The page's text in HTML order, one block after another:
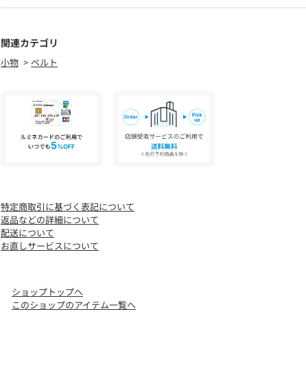
関連カテゴリ
小物 ベルト
特定商取引に基づく表記について
返品などの詳細について
配送について
お直しサービスについて
ショップトップへ
このショップのアイテム一覧へ